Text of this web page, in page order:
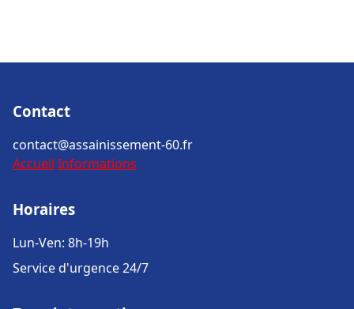
Contact
contact@assainissement-60.fr
Accueil Informations
Horaires
Lun-Ven: 8h-19h
Service d'urgence 24/7